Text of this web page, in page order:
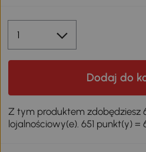
Dodaj do
Z tym produktem zdobędziesz
lojalnościowy(e). 651 punkt(y) =